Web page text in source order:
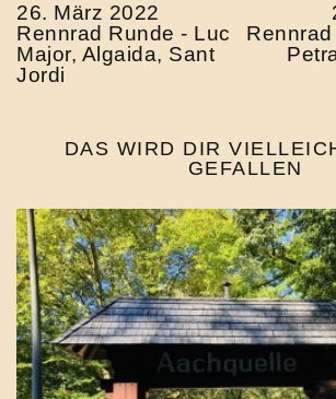
26. März 2022
Rennrad Runde - Luc
Major, Algaida, Sant
Jordi
DAS WIRD DIR
GEFALLEN